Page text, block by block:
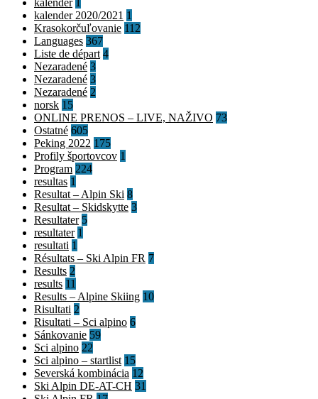
kalender
kalender 2020/2021 1
Krasokorčuľovanie 112
Languages 367
Liste de départ 4
Nezaradené 3
Nezaradené 3
Nezaradené 2
norsk 15
ONLINE PRENOS – LIVE, NAŽIVO 73
Ostatné 605
Peking 2022 175
Profily športovcov 1
Program 224
resultas 1
Resultat – Alpin Ski 8
Resultat – Skidskytte 3
Resultater 5
resultater 1
resultati 1
Résultats – Ski Alpin FR 7
Results 2
results 11
Results – Alpine Skiing 10
Risultati 2
Risultati – Sci alpino 6
Sánkovanie 59
Sci alpino 22
Sci alpino – startlist 15
Severská kombinácia 12
Ski Alpin DE-AT-CH 31